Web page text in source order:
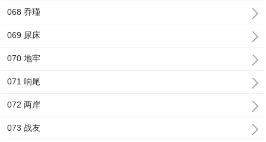
068 乔瑾
069 尿床
070 地牢
071 响尾
072 两岸
073 战友